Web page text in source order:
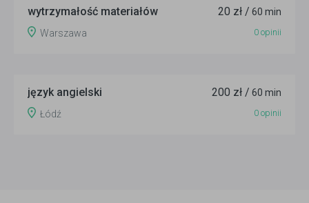
wytrzymałość materiałów 20 zł / 60 min
Warszawa
0 opinii
język angielski 200 zł / 60 min
Łódź
0 opinii